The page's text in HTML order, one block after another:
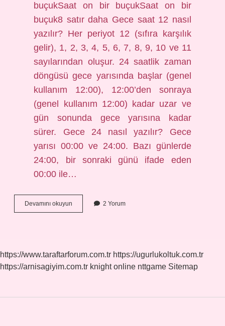
buçukSaat on bir buçukSaat on bir
buçuk8 satır daha Gece saat 12 nasıl
yazılır? Her periyot 12 (sıfıra karşılık
gelir), 1, 2, 3, 4, 5, 6, 7, 8, 9, 10 ve 11
sayılarından oluşur. 24 saatlik zaman
döngüsü gece yarısında başlar (genel
kullanım 12:00), 12:00’den sonraya
(genel kullanım 12:00) kadar uzar ve
gün sonunda gece yarısına kadar
sürer. Gece 24 nasıl yazılır? Gece
yarısı 00:00 ve 24:00. Bazı günlerde
24:00, bir sonraki günü ifade eden
00:00 ile…
Devamını okuyun
12
2 Yorum
https://www.taraftarforum.com.tr https://ugurlukoltuk.com.tr
https://arnisagiyim.com.tr knight online nttgame Sitemap